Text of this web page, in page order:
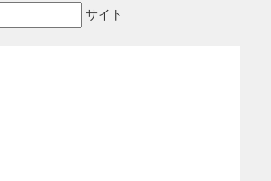
サイト